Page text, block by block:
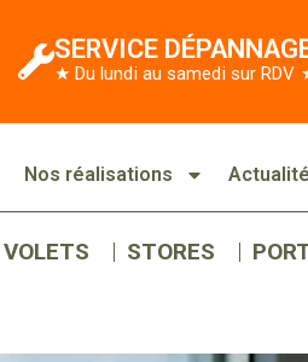
SERVICE
★ Du lundi au samedi sur RDV
Nos réalisations
VOLETS STORES